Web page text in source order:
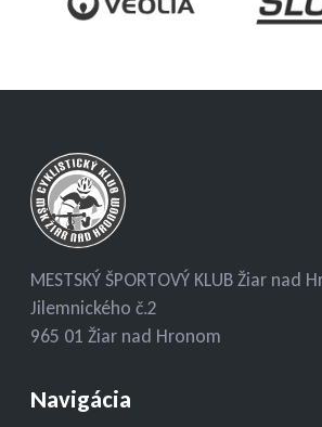
MESTSKÝ ŠPORTOVÝ KLUB Žiar nad
Jilemnického č.2
965 01 Žiar nad Hronom
Navigácia